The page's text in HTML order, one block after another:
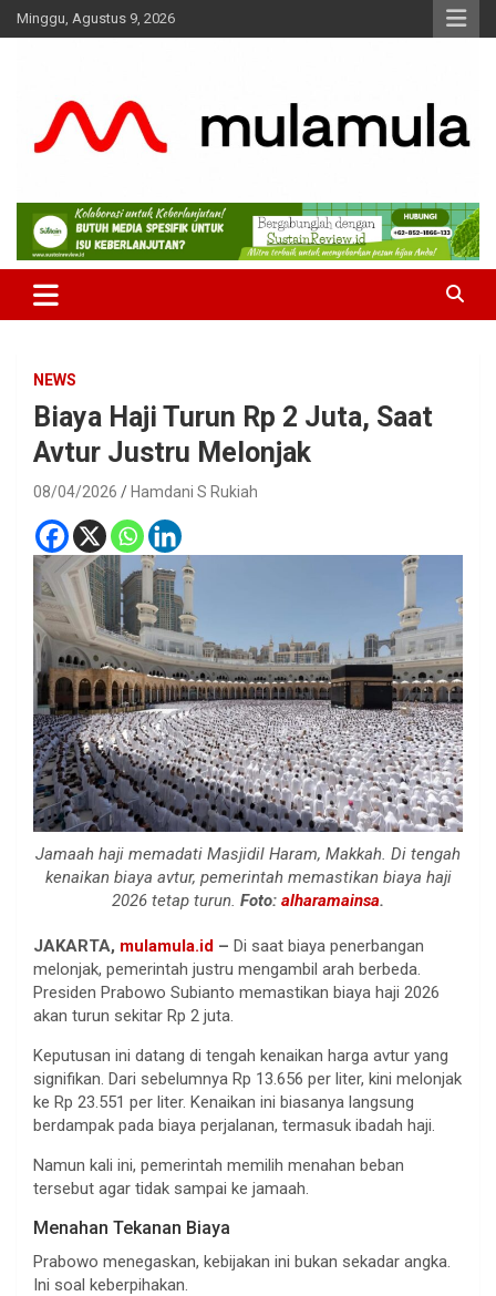
Skip
to
Minggu, Agustus 9, 2026
MulaMula
Medianya para Gen Z
NEWS
Biaya Haji Turun Rp 2 Juta, Saat
Avtur Justru Melonjak
08/04/2026 Hamdani S Rukiah
Jamaah haji memadati Masjidil Haram, Makkah. Di tengah
kenaikan biaya avtur, pemerintah memastikan biaya haji
2026 tetap turun. Foto: alharamainsa.
JAKARTA, mulamula.id – Di saat biaya penerbangan
melonjak, pemerintah justru mengambil arah berbeda.
Presiden Prabowo Subianto memastikan biaya haji 2026
akan turun sekitar Rp 2 juta.
Keputusan ini datang di tengah kenaikan harga avtur yang
signifikan. Dari sebelumnya Rp 13.656 per liter, kini melonjak
ke Rp 23.551 per liter. Kenaikan ini biasanya langsung
berdampak pada biaya perjalanan, termasuk ibadah haji.
Namun kali ini, pemerintah memilih menahan beban
tersebut agar tidak sampai ke jamaah.
Menahan Tekanan Biaya
Prabowo menegaskan, kebijakan ini bukan sekadar angka.
Ini soal keberpihakan.